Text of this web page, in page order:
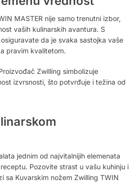
MASTER nije samo trenutni izbor,
vaših kulinarskih avantura. S
da je svaka sastojka vaše
pravim kvalitetom.
Zwilling simbolizuje
izvrsnosti, što potvrđuje i težina od
jednim od najvitalnijih elemenata
Pozovite strast u vašu kuhinju i
sa Kuvarskim nožem Zwilling TWIN